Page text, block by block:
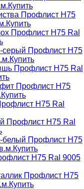
Купить
Профлист Н75
Купить
Профлист Н75 Ral
Профлист Н75
Купить
Профлист Н75 Ral
Профлист Н75
Купить
Н75 Ral
Профлист Н75 Ral
Профлист Н75
Купить
Н75 Ral 9005
Профлист Н75
Купить